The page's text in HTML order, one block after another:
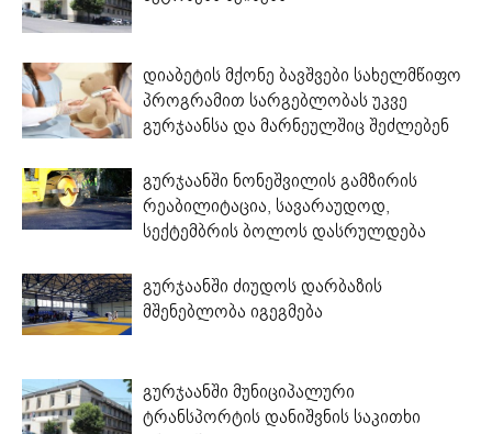
დიაბეტის მქონე ბავშვები სახელმწიფო
პროგრამით სარგებლობას უკვე
გურჯაანსა და მარნეულშიც შეძლებენ
გურჯაანში ნონეშვილის გამზირის
რეაბილიტაცია, სავარაუდოდ,
სექტემბრის ბოლოს დასრულდება
გურჯაანში ძიუდოს დარბაზის
მშენებლობა იგეგმება
გურჯაანში მუნიციპალური
ტრანსპორტის დანიშვნის საკითხი